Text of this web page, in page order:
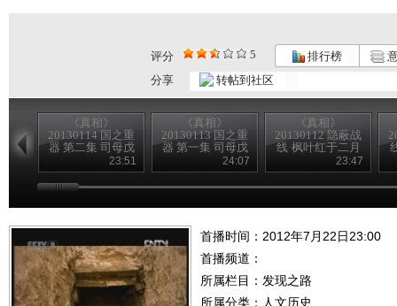
评分 5 排行榜
分享
转帖到社区
《真相》
20130114 国之重
器 第二集 司母戊
大方鼎 （下）
23:51
《真相》
20130113 国之重
器 第一集 司母戊
大方鼎 （上）
24:07
《真相》
20130112 隐蔽战
线·枫叶红于二月
23:47
首播时间：2012年7月22日23:00
首播频道：
所属栏目： 发现之路
所属分类：人文历史